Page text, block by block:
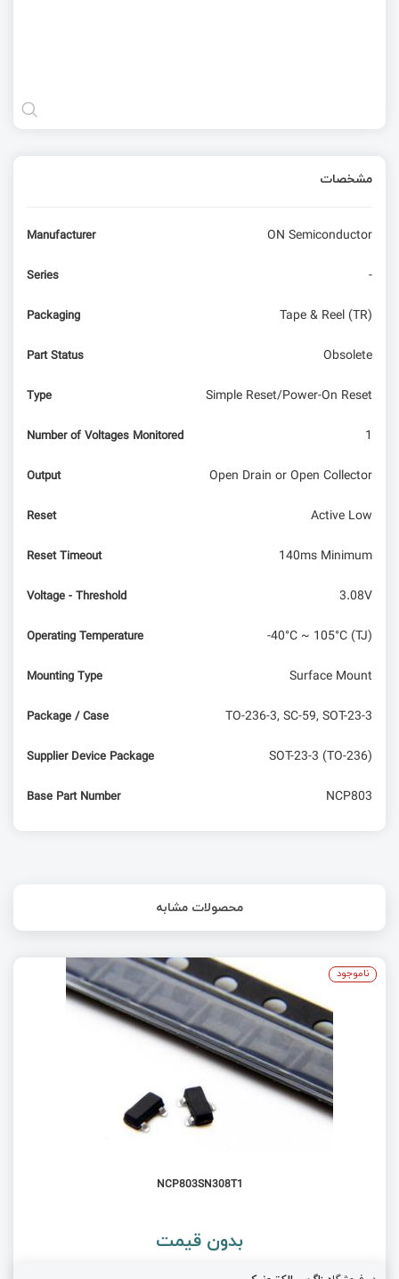
مشخصات
Manufacturer ON Semiconductor
Series -
Packaging Tape & Reel (TR)
Part Status Obsolete
Type Simple Reset/Power-On Reset
Number of Voltages Monitored 1
Output Open Drain or Open Collector
Reset Active Low
Reset Timeout 140ms Minimum
Voltage - Threshold 3.08V
Operating Temperature -40°C ~ 105°C (TJ)
Mounting Type Surface Mount
Package / Case TO-236-3, SC-59, SOT-23-3
Supplier Device Package SOT-23-3 (TO-236)
Base Part Number NCP803
محصولات مشابه
NCP803SN308T1
بدون قیمت
ناموجود